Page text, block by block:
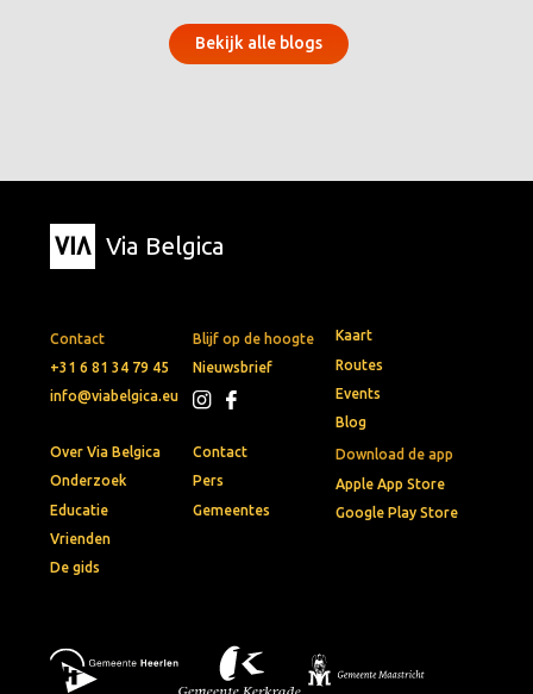
Bekijk alle blogs
Via Belgica
Contact
+31 6 81 34 79 45
info@viabelgica.eu
Blijf op de hoogte
Nieuwsbrief
Download de app
Apple App Store
Google Play Store
Kaart
Routes
Events
Blog
Over Via Belgica
Onderzoek
Educatie
Vrienden
De gids
Contact
Pers
Gemeentes